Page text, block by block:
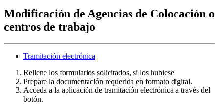
Modificación de Agencias de Colocación o
centros de trabajo
Tramitación electrónica
Rellene los formularios solicitados, si los hubiese.
Prepare la documentación requerida en formato digital.
Acceda a la aplicación de tramitación electrónica a través del
botón.